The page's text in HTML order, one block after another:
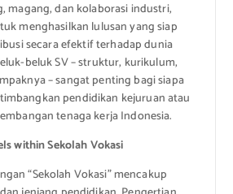
magang, dan kolaborasi industri,
menghasilkan lulusan yang siap
secara efektif terhadap dunia
beluk SV – struktur, kurikulum,
– sangat penting bagi siapa
pendidikan kejuruan atau
tenaga kerja Indonesia.
within Sekolah Vokasi
“Sekolah Vokasi” mencakup